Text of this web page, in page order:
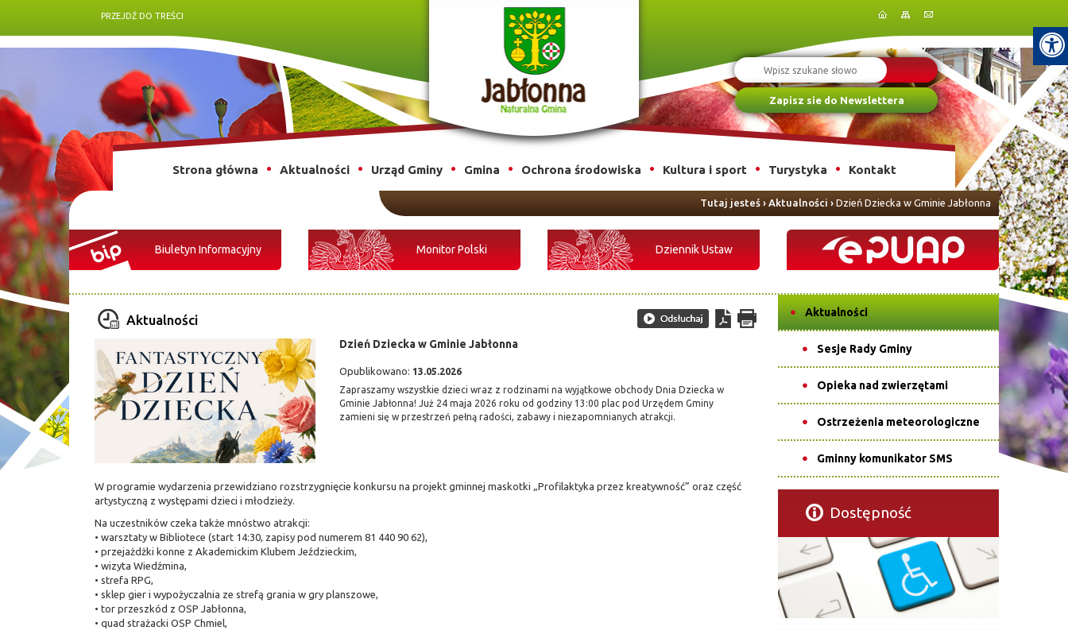
PRZEJDŹ DO TREŚCI
Szukaj
Zapisz sie do Newslettera
Strona główna Aktualności Urząd Gminy Gmina Ochrona środowiska Kultura i sport Turystyka Kontakt
Tutaj jesteś › Aktualności › Dzień Dziecka w Gminie Jabłonna
Biuletyn Informacyjny Monitor Polski Dziennik Ustaw
Aktualności
Dzień Dziecka w Gminie Jabłonna
Opublikowano: 13.05.2026
Zapraszamy wszystkie dzieci wraz z rodzinami na wyjątkowe obchody Dnia Dziecka w
Gminie Jabłonna! Już 24 maja 2026 roku od godziny 13:00 plac pod Urzędem Gminy
zamieni się w przestrzeń pełną radości, zabawy i niezapomnianych atrakcji.
W programie wydarzenia przewidziano rozstrzygnięcie konkursu na projekt gminnej maskotki „Profilaktyka przez kreatywność” oraz część
artystyczną z występami dzieci i młodzieży.
Na uczestników czeka także mnóstwo atrakcji:
• warsztaty w Bibliotece (start 14:30, zapisy pod numerem 81 440 90 62),
• przejażdżki konne z Akademickim Klubem Jeździeckim,
• wizyta Wiedźmina,
• strefa RPG,
• sklep gier i wypożyczalnia ze strefą grania w gry planszowe,
• tor przeszkód z OSP Jabłonna,
• quad strażacki OSP Chmiel,
Aktualności
Sesje Rady Gminy
Opieka nad zwierzętami
Ostrzeżenia meteorologiczne
Gminny komunikator SMS
Dostępność